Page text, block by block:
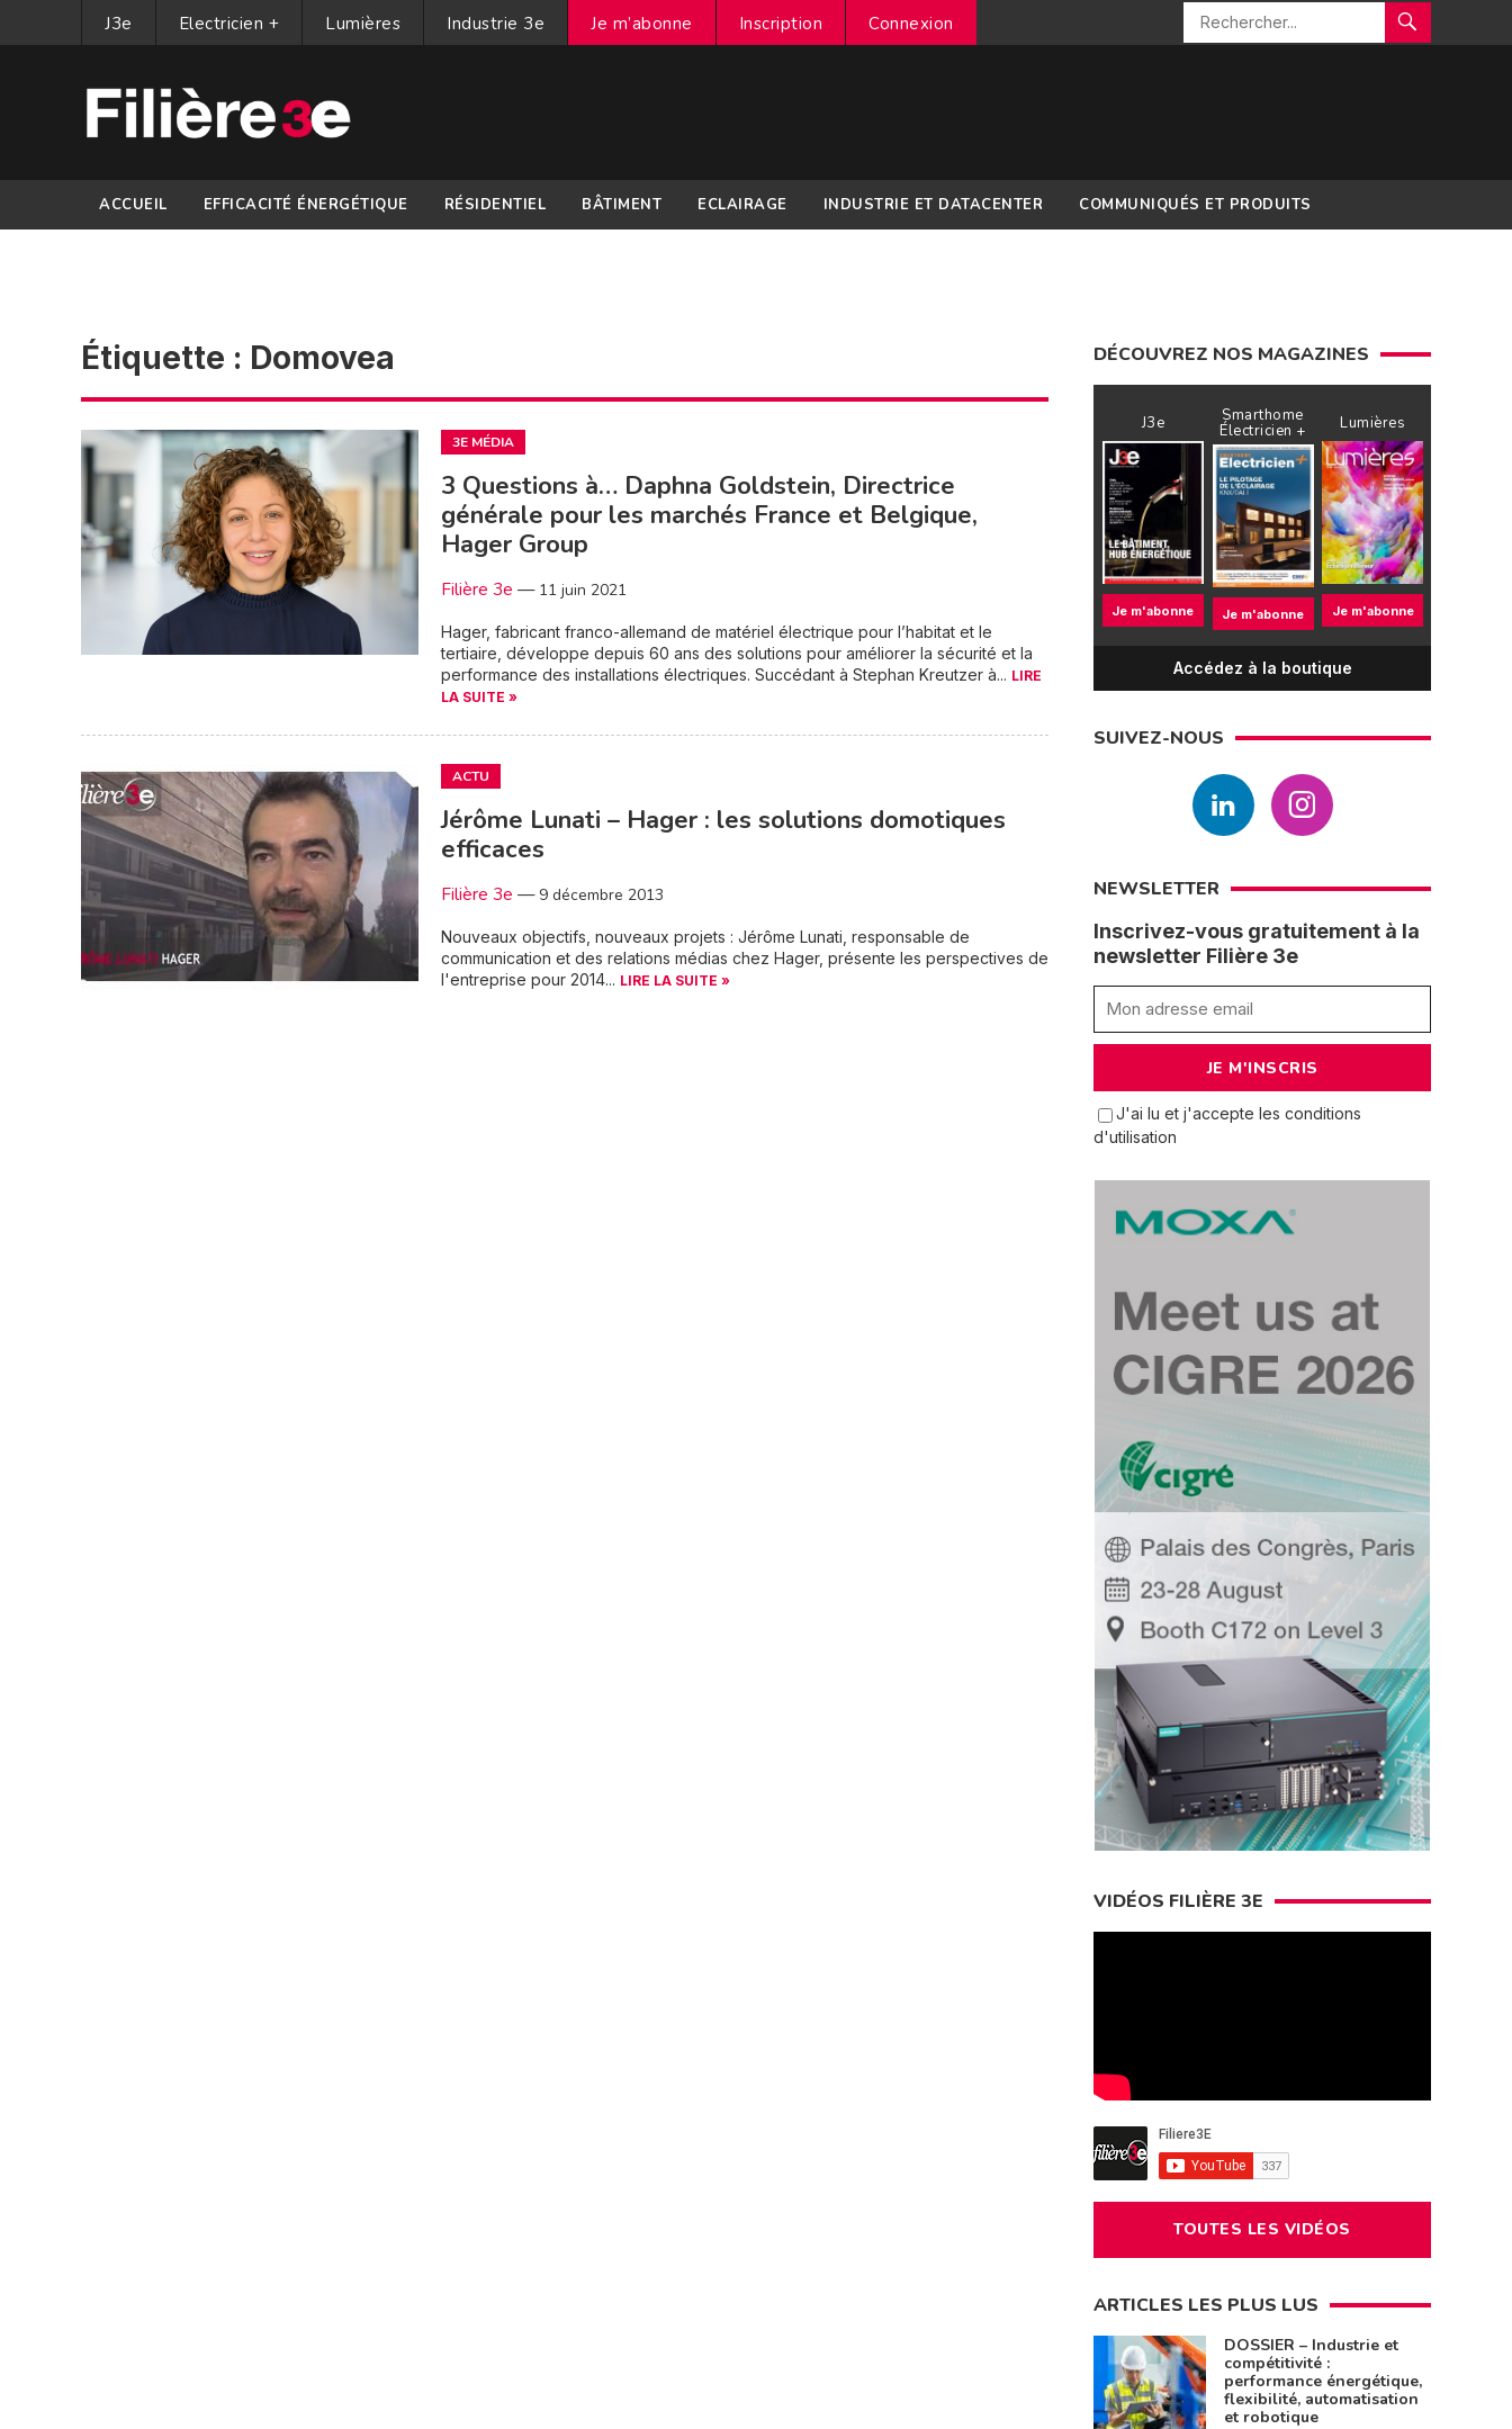
J3e Electricien + Lumières Industrie 3e Je m’abonne Inscription Connexion
ACCUEIL EFFICACITÉ ÉNERGÉTIQUE RÉSIDENTIEL BÂTIMENT ECLAIRAGE INDUSTRIE ET DATACENTER COMMUNIQUÉS ET PRODUITS
Étiquette : Domovea
3E MÉDIA
3 Questions à… Daphna Goldstein, Directrice
générale pour les marchés France et Belgique,
Hager Group
Filière 3e — 11 juin 2021
Hager, fabricant franco-allemand de matériel électrique pour l’habitat et le
tertiaire, développe depuis 60 ans des solutions pour améliorer la sécurité et la
performance des installations électriques. Succédant à Stephan Kreutzer à... LIRE
LA SUITE »
ACTU
Jérôme Lunati – Hager : les solutions domotiques
efficaces
Filière 3e — 9 décembre 2013
Nouveaux objectifs, nouveaux projets : Jérôme Lunati, responsable de
communication et des relations médias chez Hager, présente les perspectives de
l'entreprise pour 2014... LIRE LA SUITE »
DÉCOUVREZ NOS MAGAZINES
J3e
Je m'abonne
Smarthome
Électricien +
Je m'abonne
Lumières
Je m'abonne
Accédez à la boutique
SUIVEZ-NOUS
NEWSLETTER
Inscrivez-vous gratuitement à la
newsletter Filière 3e
J'ai lu et j'accepte les conditions
d'utilisation
VIDÉOS FILIÈRE 3E
TOUTES LES VIDÉOS
ARTICLES LES PLUS LUS
DOSSIER – Industrie et
compétitivité :
performance énergétique,
flexibilité, automatisation
et robotique